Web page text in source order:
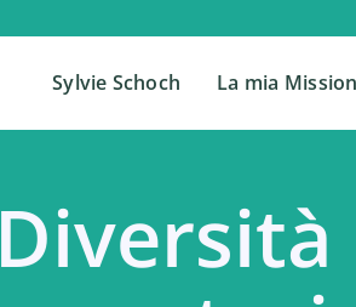
Sylvie Schoch La mia Mission
Sylvie Schoch La mia Mission